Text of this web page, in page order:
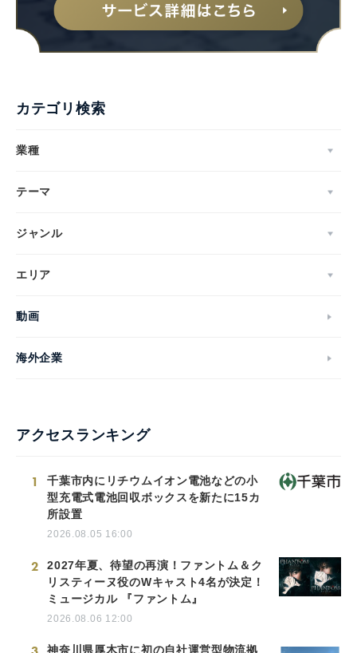
カテゴリ検索
業種
テーマ
ジャンル
エリア
動画
海外企業
アクセスランキング
1
千葉市内にリチウムイオン電池などの小
型充電式電池回収ボックスを新たに15カ
所設置
2026.08.05 16:00
2
2027年夏、待望の再演！ファントム＆ク
リスティーヌ役のWキャスト4名が決定！
ミュージカル 『ファントム』
2026.08.06 12:00
神奈川県厚木市に初の自社運営型物流拠